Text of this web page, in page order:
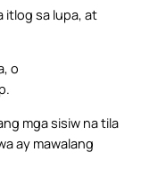
itlog sa lupa, at
o
mga sisiw na tila
ay mawalang